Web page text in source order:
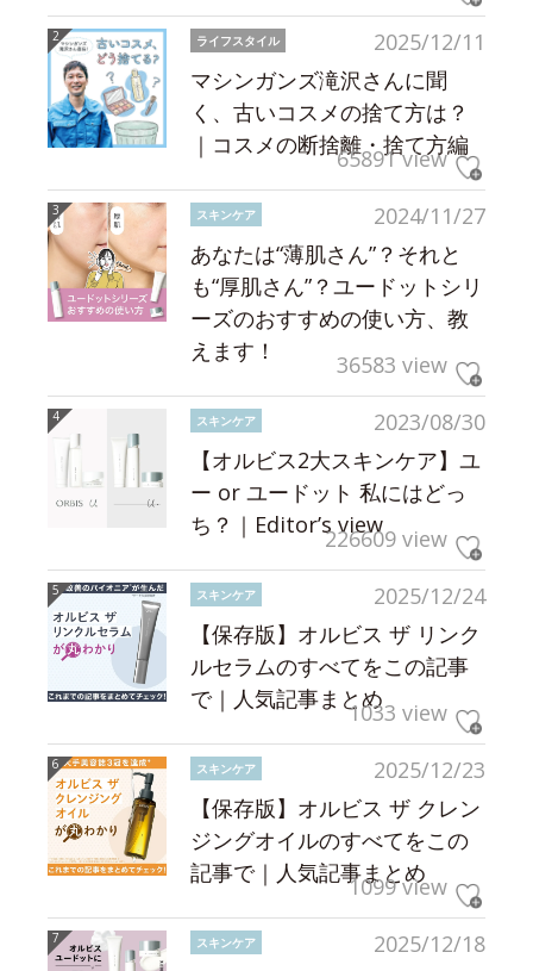
2025/12/11
ライフスタイル
マシンガンズ滝沢さんに聞
く、古いコスメの捨て方は？
｜コスメの断捨離・捨て方編
65891 view
2024/11/27
スキンケア
あなたは“薄肌さん”？それと
も“厚肌さん”？ユードットシリ
ーズのおすすめの使い方、教
えます！
36583 view
2023/08/30
スキンケア
【オルビス2大スキンケア】ユ
ー or ユードット 私にはどっ
ち？｜Editor’s view226609 view
2025/12/24
スキンケア
【保存版】オルビス ザ リンク
ルセラムのすべてをこの記事
で｜人気記事まとめ1033 view
2025/12/23
スキンケア
【保存版】オルビス ザ クレン
ジングオイルのすべてをこの
記事で｜人気記事まとめ
1099 view
2025/12/18
スキンケア